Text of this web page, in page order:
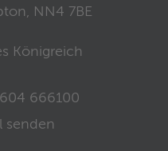
NN4 7BE
Königreich
666100
senden